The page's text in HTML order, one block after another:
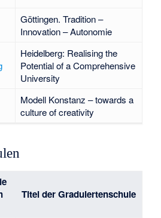
Göttingen. Tradition –
Innovation – Autonomie
Heidelberg: Realising the
Potential of a Comprehensive
University
Modell Konstanz – towards a
culture of creativity
Titel der Graduiertenschule